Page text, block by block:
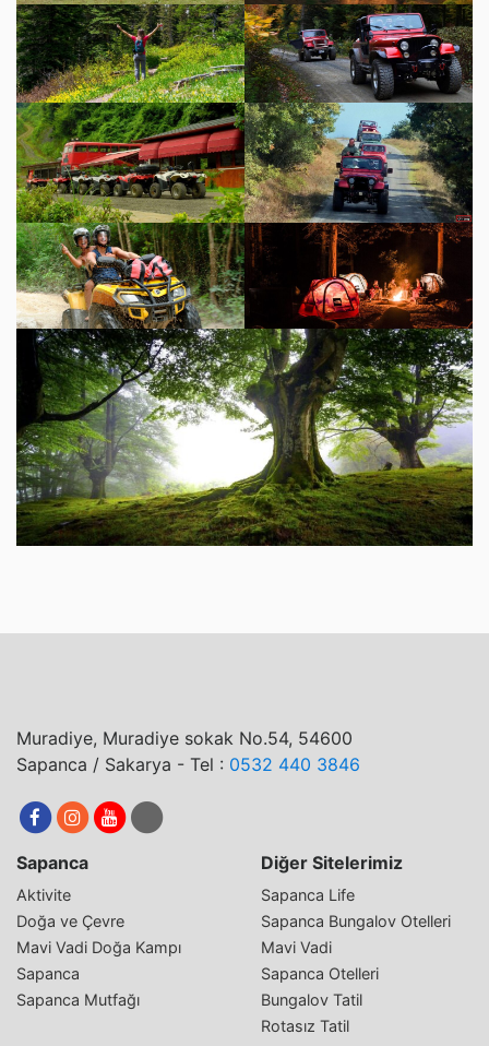
Muradiye, Muradiye sokak No.54, 54600
Sapanca / Sakarya - Tel : 0532 440 3846
Sapanca
Aktivite
Doğa ve Çevre
Mavi Vadi Doğa Kampı
Sapanca
Sapanca Mutfağı
Diğer Sitelerimiz
Sapanca Life
Sapanca Bungalov Otelleri
Mavi Vadi
Sapanca Otelleri
Bungalov Tatil
Rotasız Tatil